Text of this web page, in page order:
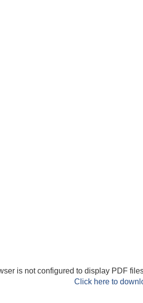
is not configured to display PDF
Click here to